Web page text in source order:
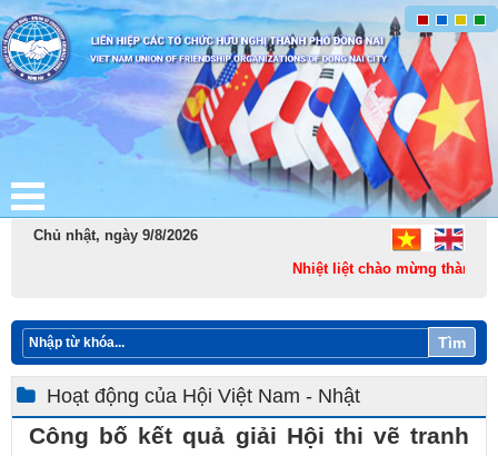
Chủ nhật, ngày 9/8/2026
Nhiệt liệt chào mừng thành lập
Tìm
Hoạt động của Hội Việt Nam - Nhật
Công bố kết quả giải Hội thi vẽ tranh